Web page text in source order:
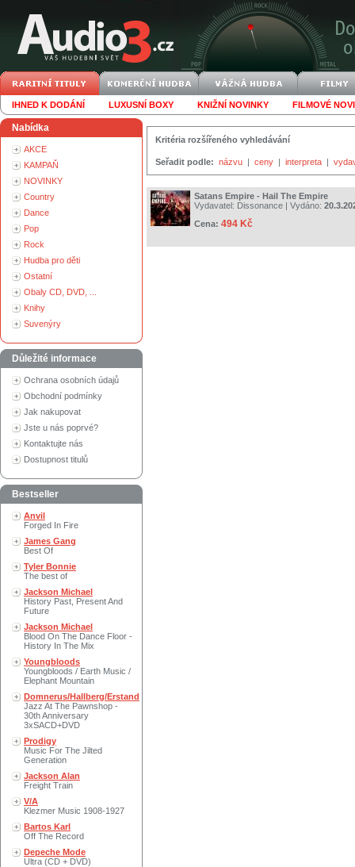
IHNED K DODÁNÍ LUXUSNÍ BOXY KNIŽNÍ NOVINKY FILMOVÉ
Nabídka
AKCE
KAMPAŇ
NOVINKY
Country
Dance
Pop
Rock
Hudba pro děti
Ostatní
Obaly CD, DVD, ...
Knihy
Suvenýry
Důležité informace
Ochrana osobních údajů
Obchodní podmínky
Jak nakupovat
Jste u nás poprvé?
Kontaktujte nás
Dostupnost titulů
Bestseller
Anvil
Forged In Fire
James Gang
Best Of
Tyler Bonnie
The best of
Jackson Michael
History Past, Present And
Future
Jackson Michael
Blood On The Dance Floor -
History In The Mix
Youngbloods
Youngbloods / Earth Music /
Elephant Mountain
Domnerus/Hallberg/Erstand
Jazz At The Pawnshop -
30th Anniversary
3xSACD+DVD
Prodigy
Music For The Jilted
Generation
Jackson Alan
Freight Train
V/A
Klezmer Music 1908-1927
Bartos Karl
Off The Record
Depeche Mode
Ultra (CD + DVD)
Kritéria rozšířeného vyhledávání
Seřadit podle: názvu | ceny | interpreta |
Satans Empire - Hail The Empire
Vydavatel: Dissonance | Vydáno:
Cena: 494 Kč